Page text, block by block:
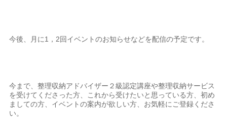
今後、月に1，2回イベントのお知らせなどを配信の予定です。
今まで、整理収納アドバイザー２級認定講座や整理収納サービス
を受けてくださった方、これから受けたいと思っている方、初め
ましての方、イベントの案内が欲しい方、お気軽にご登録くださ
い。